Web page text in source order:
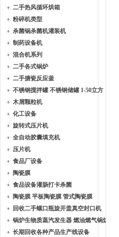
二手热风循环烘箱
粉碎机类型
杀菌锅杀菌机灌装机
制药设备机
混合机系列
二手各式锅炉
二手搪瓷反应釜
不锈钢搅拌罐 不锈钢储罐 1-50立方
木屑颗粒机
化工设备
旋转式压片机
全自动胶囊填充机
压片机
食品厂设备
陶瓷膜
食品设备灌肠打卡杀菌
陶瓷膜 平板陶瓷膜 管式陶瓷膜
回收二手螺口瓶旋开盖真空封口机
锅炉生物质蒸汽发生器 燃油燃气锅炉
长期回收各种产品生产线设备